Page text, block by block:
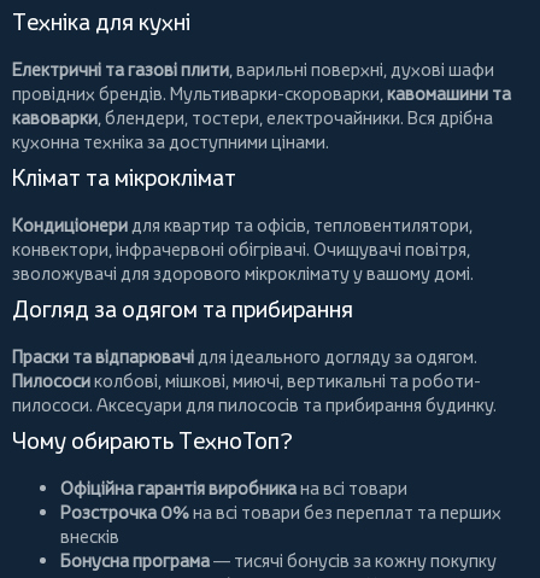
Техніка для кухні
Електричні та газові плити, варильні поверхні, духові шафи
провідних брендів. Мультиварки-скороварки,кавомашини та
кавоварки,блендери, тостери,електрочайники. Вся дрібна
кухонна техніка за доступними цінами.
Клімат та мікроклімат
Кондиціонеридля квартир та офісів, тепловентилятори,
конвектори,інфрачервоні обігрівачі. Очищувачі повітря,
зволожувачі для здорового мікроклімату у вашому домі.
Догляд за одягом та прибирання
Праски та відпарювачідля ідеального догляду за одягом.
Пилососиколбові,мішкові,миючі,вертикальні тароботи-
пилососи. Аксесуари для пилососів та прибирання будинку.
Чому обирають ТехноТоп?
Офіційна гарантія виробникана всі товари
Розстрочка 0%на всі товари без переплат та перших
внесків
Бонусна програма— тисячі бонусів за кожну покупку